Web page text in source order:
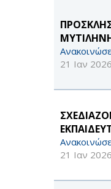
21 Ιαν 2026
21 Ιαν 2026